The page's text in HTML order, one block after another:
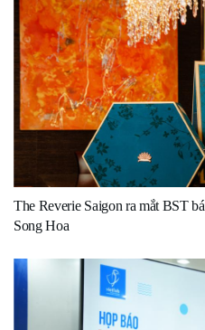
The Reverie Saigon ra mắt BST
Song Hoa